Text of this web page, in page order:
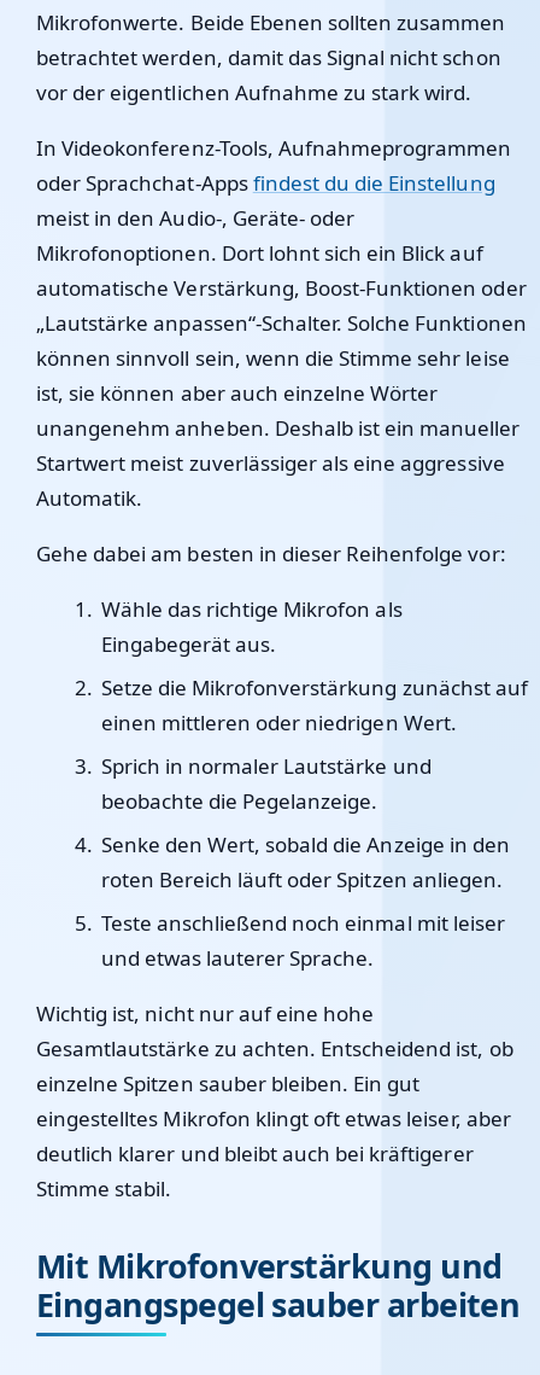
Mikrofonwerte. Beide Ebenen sollten zusammen
betrachtet werden, damit das Signal nicht schon
vor der eigentlichen Aufnahme zu stark wird.
In Videokonferenz-Tools, Aufnahmeprogrammen
oder Sprachchat-Appsfindest du die Einstellung
meist in den Audio-, Geräte- oder
Mikrofonoptionen. Dort lohnt sich ein Blick auf
automatische Verstärkung, Boost-Funktionen oder
„Lautstärke anpassen“-Schalter. Solche Funktionen
können sinnvoll sein, wenn die Stimme sehr leise
ist, sie können aber auch einzelne Wörter
unangenehm anheben. Deshalb ist ein manueller
Startwert meist zuverlässiger als eine aggressive
Automatik.
Gehe dabei am besten in dieser Reihenfolge vor:
Wähle das richtige Mikrofon als
Eingabegerät aus.
Setze die Mikrofonverstärkung zunächst auf
einen mittleren oder niedrigen Wert.
Sprich in normaler Lautstärke und
beobachte die Pegelanzeige.
Senke den Wert, sobald die Anzeige in den
roten Bereich läuft oder Spitzen anliegen.
Teste anschließend noch einmal mit leiser
und etwas lauterer Sprache.
Wichtig ist, nicht nur auf eine hohe
Gesamtlautstärke zu achten. Entscheidend ist, ob
einzelne Spitzen sauber bleiben. Ein gut
eingestelltes Mikrofon klingt oft etwas leiser, aber
deutlich klarer und bleibt auch bei kräftigerer
Stimme stabil.
Mit Mikrofonverstärkung und
Eingangspegel sauber arbeiten